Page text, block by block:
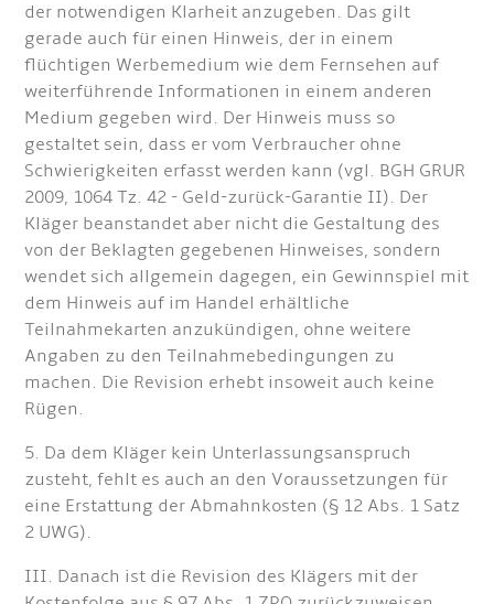
der notwendigen Klarheit anzugeben. Das gilt
gerade auch für einen Hinweis, der in einem
flüchtigen Werbemedium wie dem Fernsehen auf
weiterführende Informationen in einem anderen
Medium gegeben wird. Der Hinweis muss so
gestaltet sein, dass er vom Verbraucher ohne
Schwierigkeiten erfasst werden kann (vgl. BGH GRUR
2009, 1064 Tz. 42 - Geld-zurück-Garantie II). Der
Kläger beanstandet aber nicht die Gestaltung des
von der Beklagten gegebenen Hinweises, sondern
wendet sich allgemein dagegen, ein Gewinnspiel mit
dem Hinweis auf im Handel erhältliche
Teilnahmekarten anzukündigen, ohne weitere
Angaben zu den Teilnahmebedingungen zu
machen. Die Revision erhebt insoweit auch keine
Rügen.
5. Da dem Kläger kein Unterlassungsanspruch
zusteht, fehlt es auch an den Voraussetzungen für
eine Erstattung der Abmahnkosten (§ 12 Abs. 1 Satz
2 UWG).
III. Danach ist die Revision des Klägers mit der